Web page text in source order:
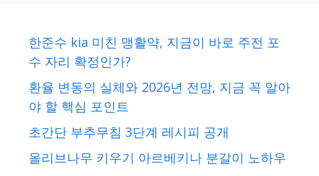
한준수 kia 미친 맹활약, 지금이 바로 주전 포
수 자리 확정인가?
환율 변동의 실체와 2026년 전망, 지금 꼭 알아
야 할 핵심 포인트
초간단 부추무침 3단계 레시피 공개
올리브나무 키우기 아르베키나 분갈이 노하우